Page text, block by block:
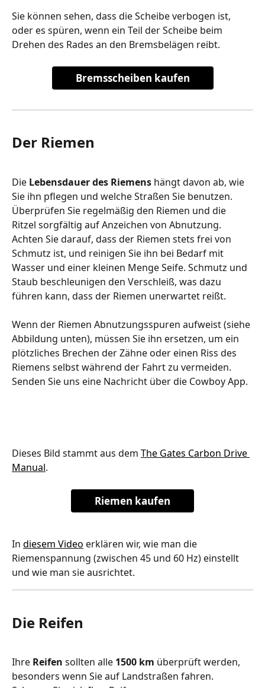
Sie können sehen, dass die Scheibe verbogen ist,
oder es spüren, wenn ein Teil der Scheibe beim
Drehen des Rades an den Bremsbelägen reibt.
Bremsscheiben kaufen
Der Riemen
Die Lebensdauer des Riemens hängt davon ab, wie
Sie ihn pflegen und welche Straßen Sie benutzen.
Überprüfen Sie regelmäßig den Riemen und die
Ritzel sorgfältig auf Anzeichen von Abnutzung.
Achten Sie darauf, dass der Riemen stets frei von
Schmutz ist, und reinigen Sie ihn bei Bedarf mit
Wasser und einer kleinen Menge Seife. Schmutz und
Staub beschleunigen den Verschleiß, was dazu
führen kann, dass der Riemen unerwartet reißt.
Wenn der Riemen Abnutzungsspuren aufweist (siehe
Abbildung unten), müssen Sie ihn ersetzen, um ein
plötzliches Brechen der Zähne oder einen Riss des
Riemens selbst während der Fahrt zu vermeiden.
Senden Sie uns eine Nachricht über die Cowboy App.
Dieses Bild stammt aus dem The Gates Carbon Drive
Manual.
Riemen kaufen
In diesem Video erklären wir, wie man die
Riemenspannung (zwischen 45 und 60 Hz) einstellt
und wie man sie ausrichtet.
Die Reifen
Ihre Reifen sollten alle 1500 km überprüft werden,
besonders wenn Sie auf Landstraßen fahren.